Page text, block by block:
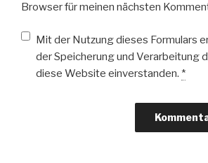
Browser für meinen nächsten
Mit der Nutzung dieses Formulars
der Speicherung und Verarbeitung
diese Website einverstanden. *